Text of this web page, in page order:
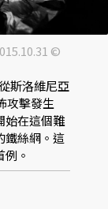
©
斯洛維尼亞
攻擊發生
始在這個難
鐵絲網。這
。